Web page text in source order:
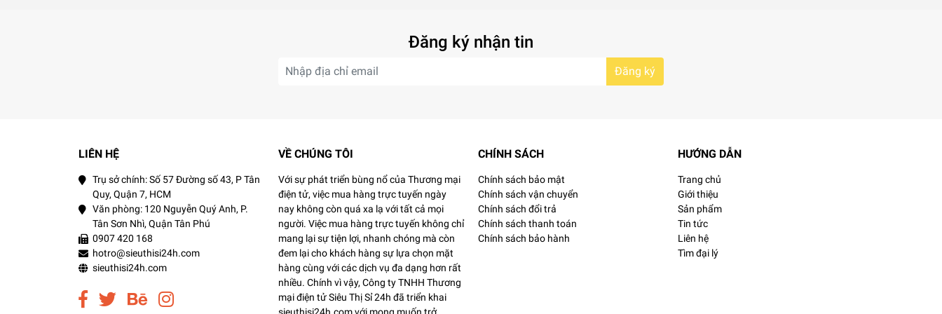
Công dụng của dầu Lanolin
Dầu Lanolin được biết đến với một dạng dầu có tone màu hổ phách. Đây là hoạt chất có trong tuyến bã nhờn của cừu.
Dưỡng ẩm: Lanolin chứa các axit béo, rất phù hợp để sử dụng trên các làn da khô, hay bong tróc.
Phục hồi làn da cháy nắng: Lanolin giúp tạo ra rào cản trên bề mặt da, giúp duy trì lượng dầu tự nhiên và ngăn chặn việc mất nước. Nên đây là sản
phẩm giúp phục hồi và sữa chữa da bị cháy nắng rất hiệu quả.
Công dụng của Glycerin
Đăng ký nhận tin
Đăng ký
LIÊN HỆ
Trụ sở chính: Số 57 Đường số 43, P Tân
Quy, Quận 7, HCM
Văn phòng: 120 Nguyễn Quý Anh, P.
Tân Sơn Nhì, Quận Tân Phú
0907 420 168
hotro@sieuthisi24h.com
sieuthisi24h.com
VỀ CHÚNG TÔI
Với sự phát triển bùng nổ của Thương mại
điện tử, việc mua hàng trực tuyến ngày
nay không còn quá xa lạ với tất cả mọi
người. Việc mua hàng trực tuyến không chỉ
mang lại sự tiện lợi, nhanh chóng mà còn
đem lại cho khách hàng sự lựa chọn mặt
hàng cùng với các dịch vụ đa dạng hơn rất
nhiều. Chính vì vậy, Công ty TNHH Thương
mại điện tử Siêu Thị Sỉ 24h đã triển khai
sieuthisi24h.com với mong muốn trở
CHÍNH SÁCH
Chính sách bảo mật
Chính sách vận chuyển
Chính sách đổi trả
Chính sách thanh toán
Chính sách bảo hành
HƯỚNG DẪN
Trang chủ
Giới thiệu
Sản phẩm
Tin tức
Liên hệ
Tìm đại lý